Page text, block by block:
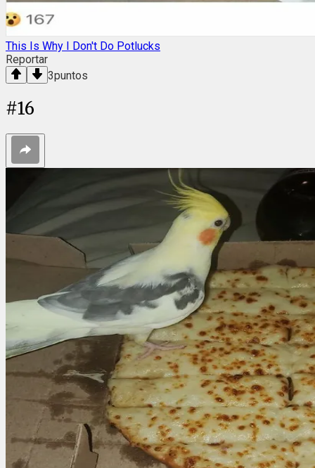
This Is Why I Don't Do Potlucks
Reportar
3puntos
#16